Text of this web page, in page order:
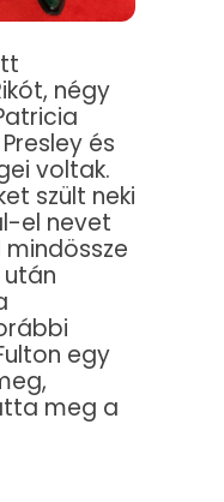
négy
és
voltak.
szült neki
el nevet
mindössze
egy
meg a